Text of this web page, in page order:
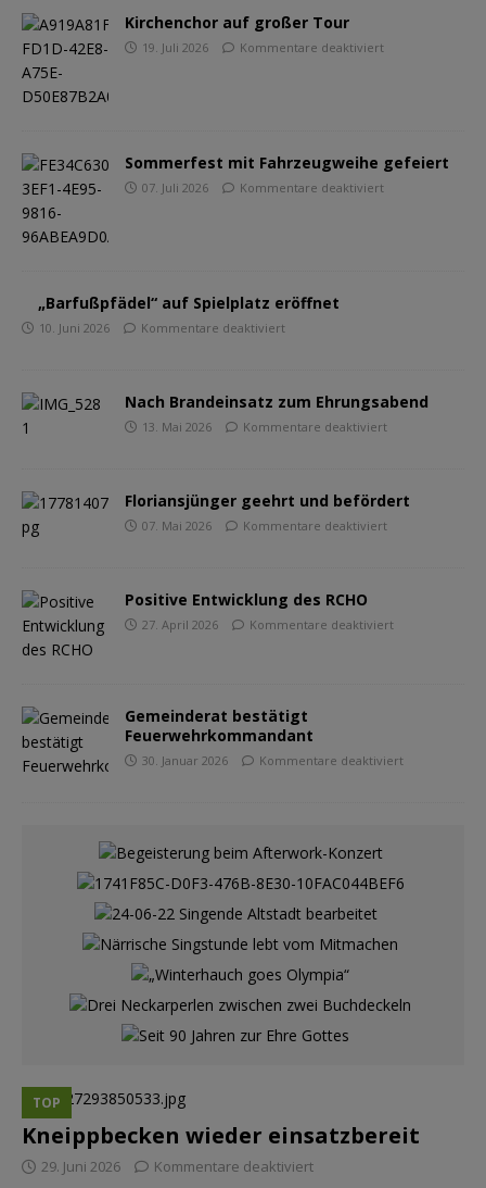
Kirchenchor auf großer Tour
19. Juli 2026 Kommentare deaktiviert
Sommerfest mit Fahrzeugweihe gefeiert
07. Juli 2026 Kommentare deaktiviert
„Barfußpfädel“ auf Spielplatz eröffnet
10. Juni 2026 Kommentare deaktiviert
Nach Brandeinsatz zum Ehrungsabend
13. Mai 2026 Kommentare deaktiviert
Floriansjünger geehrt und befördert
07. Mai 2026 Kommentare deaktiviert
Positive Entwicklung des RCHO
27. April 2026 Kommentare deaktiviert
Gemeinderat bestätigt
Feuerwehrkommandant
30. Januar 2026 Kommentare deaktiviert
TOP
Kneippbecken wieder einsatzbereit
29. Juni 2026 Kommentare deaktiviert